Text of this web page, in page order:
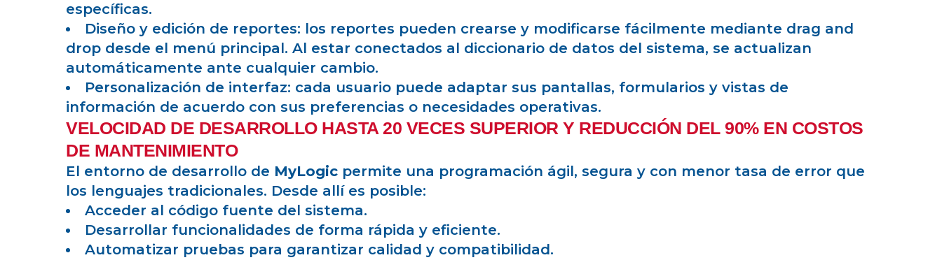
específicas.
Diseño y edición de reportes: los reportes pueden crearse y modificarse fácilmente mediante drag and
drop desde el menú principal. Al estar conectados al diccionario de datos del sistema, se actualizan
automáticamente ante cualquier cambio.
Personalización de interfaz: cada usuario puede adaptar sus pantallas, formularios y vistas de
información de acuerdo con sus preferencias o necesidades operativas.
VELOCIDAD DE DESARROLLO HASTA 20 VECES SUPERIOR Y REDUCCIÓN DEL 90% EN COSTOS
DE MANTENIMIENTO
El entorno de desarrollo de MyLogic permite una programación ágil, segura y con menor tasa de error que
los lenguajes tradicionales. Desde allí es posible:
Acceder al código fuente del sistema.
Desarrollar funcionalidades de forma rápida y eficiente.
Automatizar pruebas para garantizar calidad y compatibilidad.